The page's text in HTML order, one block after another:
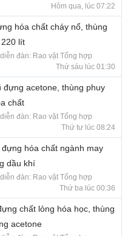
Hôm qua, lúc 07:22
hóa chất cháy nổ, thùng
lít
diễn đàn: Rao vặt Tổng hợp
Thứ sáu lúc 01:30
acetone, thùng phuy
chất
diễn đàn: Rao vặt Tổng hợp
Thứ tư lúc 08:24
hóa chất ngành may
dầu khí
diễn đàn: Rao vặt Tổng hợp
Thứ ba lúc 00:36
chất lỏng hóa học, thùng
acetone